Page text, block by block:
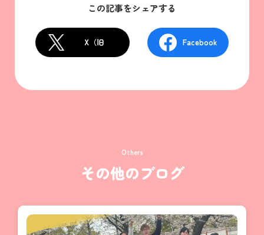
この記事をシェアする
X（旧 Facebook
Others
その他のブログ